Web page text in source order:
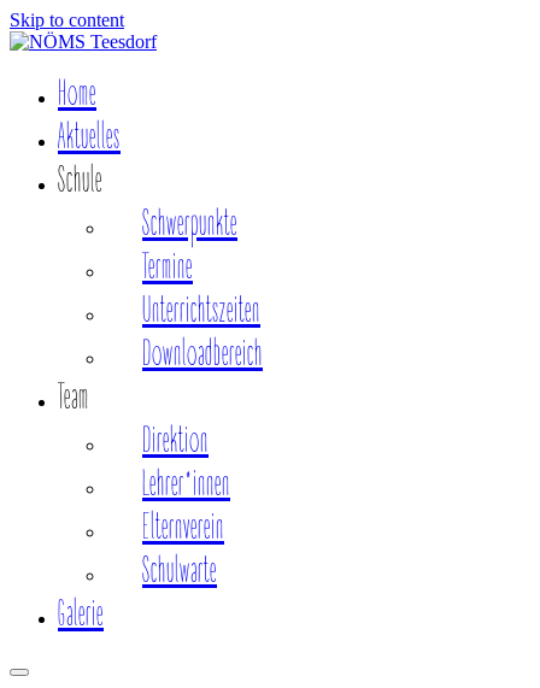
Skip to content
Home
Aktuelles
Schule
Schwerpunkte
Termine
Unterrichtszeiten
Downloadbereich
Team
Direktion
Lehrer*innen
Elternverein
Schulwarte
Galerie